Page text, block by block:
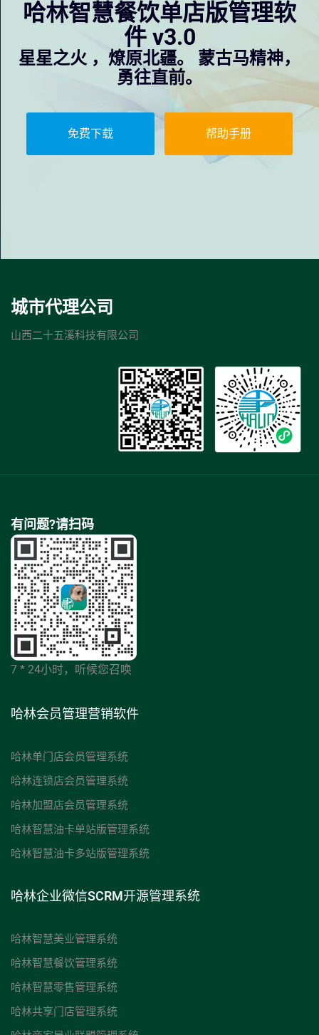
哈林智慧餐饮单店版管理软
件 v3.0
星星之火 ，燎原北疆。 蒙古马精神，
勇往直前。
免费下载 帮助手册
城市代理公司
山西二十五溪科技有限公司
有问题?请扫码
7 * 24小时，听候您召唤
哈林会员管理营销软件
哈林单门店会员管理系统
哈林连锁店会员管理系统
哈林加盟店会员管理系统
哈林智慧油卡单站版管理系统
哈林智慧油卡多站版管理系统
哈林企业微信SCRM开源管理系统
哈林智慧美业管理系统
哈林智慧餐饮管理系统
哈林智慧零售管理系统
哈林共享门店管理系统